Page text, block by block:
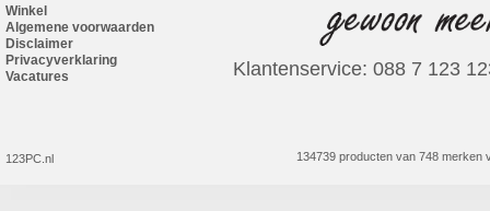
Winkel
Algemene voorwaarden
Disclaimer
Privacyverklaring
Vacatures
123PC.nl
Klantenservice: 088 7 123
134739 producten van 748 merken